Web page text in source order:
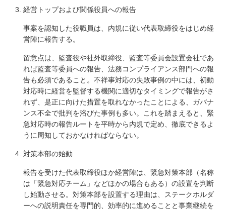
経営トップおよび関係役員への報告
事案を認知した役職員は、内規に従い代表取締役をはじめ経
営陣に報告する。
留意点は、監査役や社外取締役、監査等委員会設置会社であ
れば監査等委員への報告、法務コンプライアンス部門への報
告も必須であること。不祥事対応の失敗事例の中には、初動
対応時に経営を監督する機関に適切なタイミングで報告がさ
れず、是正に向けた措置を取れなかったことによる、ガバナ
ンス不全で批判を浴びた事例も多い。これを踏まえると、緊
急対応時の報告ルートを平時から内規で定め、徹底できるよ
うに周知しておかなければならない。
対策本部の始動
報告を受けた代表取締役ほか経営陣は、緊急対策本部（名称
は「緊急対応チーム」などほかの場合もある）の設置を判断
し始動させる。対策本部を設置する理由は、ステークホルダ
ーへの説明責任を専門的、効率的に進めることと事業継続を